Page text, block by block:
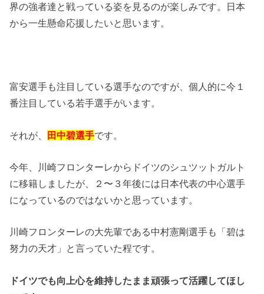
界の強者達と戦っている姿を見るのが楽しみです。日本
から一生懸命応援したいと思います。
富安選手も注目している選手なのですが、個人的に今１
番注目している若手選手がいます。
それが、 田中碧選手です。
今年、川崎フロンターレからドイツのシュツットガルト
に移籍しましたが、２〜３年後には日本代表の中心選手
になっているのではないかと思っています。
川崎フロンターレの大先輩である中村憲剛選手も「碧は
努力の天才」と言っていた程です。
ドイツでも向上心を維持したまま頑張って活躍してほし